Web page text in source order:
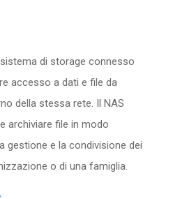
di storage connesso
accesso a dati e file da
della stessa rete. Il NAS
archiviare file in modo
gestione e la condivisione dei
o di una famiglia.